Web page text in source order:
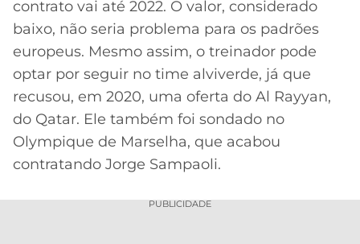
contrato vai até 2022. O valor, considerado
baixo, não seria problema para os padrões
europeus. Mesmo assim, o treinador pode
optar por seguir no time alviverde, já que
recusou, em 2020, uma oferta do Al Rayyan,
do Qatar. Ele também foi sondado no
Olympique de Marselha, que acabou
contratando Jorge Sampaoli.
PUBLICIDADE